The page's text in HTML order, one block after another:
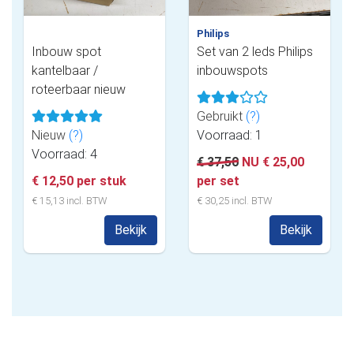
Inbouw spot
kantelbaar /
roteerbaar nieuw
Nieuw (?)
Voorraad: 4
€ 12,50 per stuk
€ 15,13 incl. BTW
Bekijk
Philips
Set van 2 leds Philips
inbouwspots
Gebruikt (?)
Voorraad: 1
€ 37,50 NU € 25,00
per set
€ 30,25 incl. BTW
Bekijk